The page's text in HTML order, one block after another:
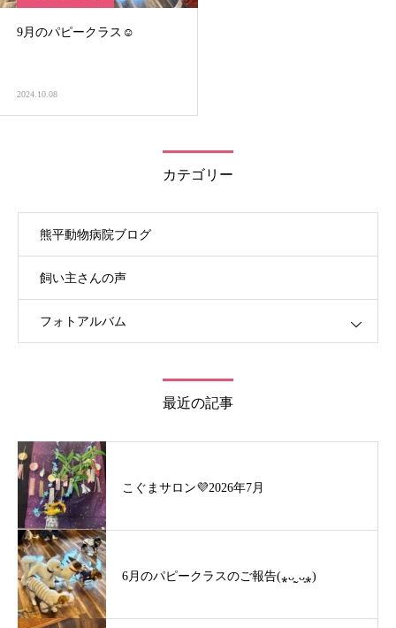
9月のパピークラス☺️
2024.10.08
カテゴリー
熊平動物病院ブログ
飼い主さんの声
フォトアルバム
最近の記事
こぐまサロン💜2026年7月
6月のパピークラスのご報告(⁎ᴗ͈ˬᴗ͈⁎)